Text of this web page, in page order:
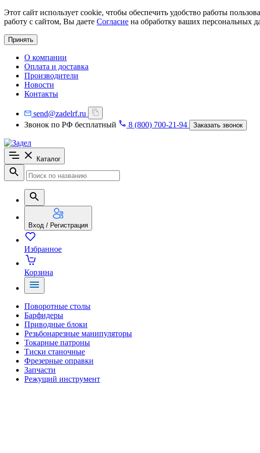
Этот сайт использует cookie, чтобы обеспечить удобство работы
работу с сайтом, Вы даете Согласие на обработку ваших персональных
Принять
О компании
Оплата и доставка
Производители
Новости
Контакты
send@zadelrf.ru
Звонок по РФ бесплатный
8 (800) 700-21-94 Заказать звонок
Каталог
Вход / Регистрация
Избранное
Корзина
Поворотные столы
Барфидеры
Приводные блоки
Резьбонарезные манипуляторы
Токарные патроны
Тиски станочные
Фрезерные оправки
Запчасти
Режущий инструмент